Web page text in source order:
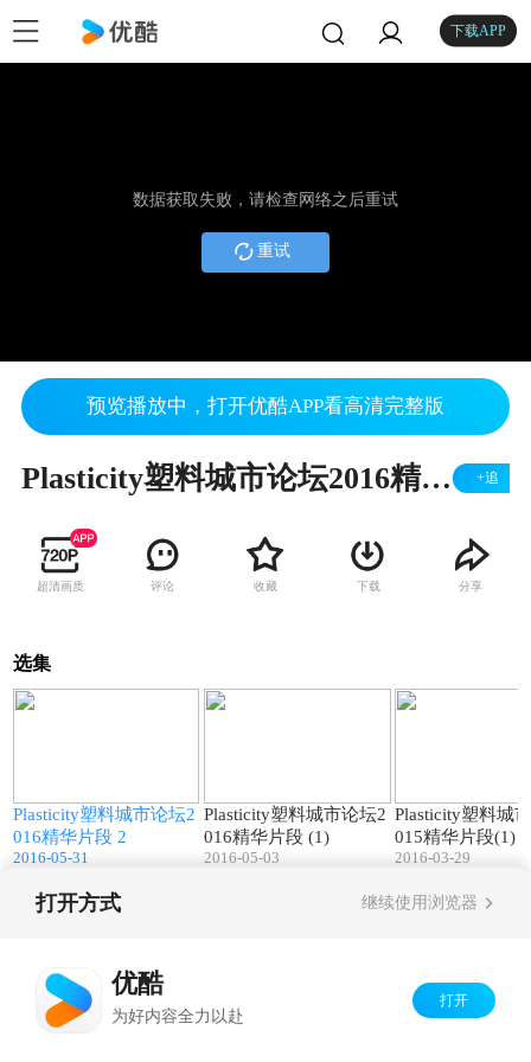
下载APP
数据获取失败，请检查网络之后重试
重试
预览播放中，打开优酷APP看高清完整版
Plasticity塑料城市论坛2016精华片段 2 +追
超清画质 评论 收藏 下载 分享
选集
Plasticity塑料城市论坛2
016精华片段 2
2016-05-31
Plasticity塑料城市论坛2
016精华片段 (1)
2016-05-03
Plasticity塑料城
015精华片段(1)
2016-03-29
打开方式 继续使用浏览器
优酷
为好内容全力以赴
打开